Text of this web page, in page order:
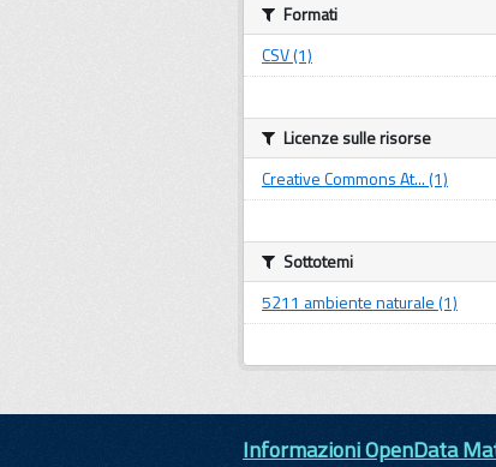
Formati
CSV (1)
Licenze sulle risorse
Creative Commons At... (1)
Sottotemi
5211 ambiente naturale (1)
Informazioni OpenData